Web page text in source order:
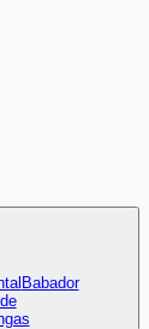
Babador